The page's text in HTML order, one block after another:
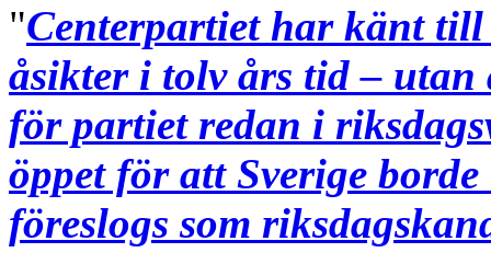
"Centerpartiet har känt till
åsikter i tolv års tid – utan
för partiet redan i
öppet för att Sverige
föreslogs som